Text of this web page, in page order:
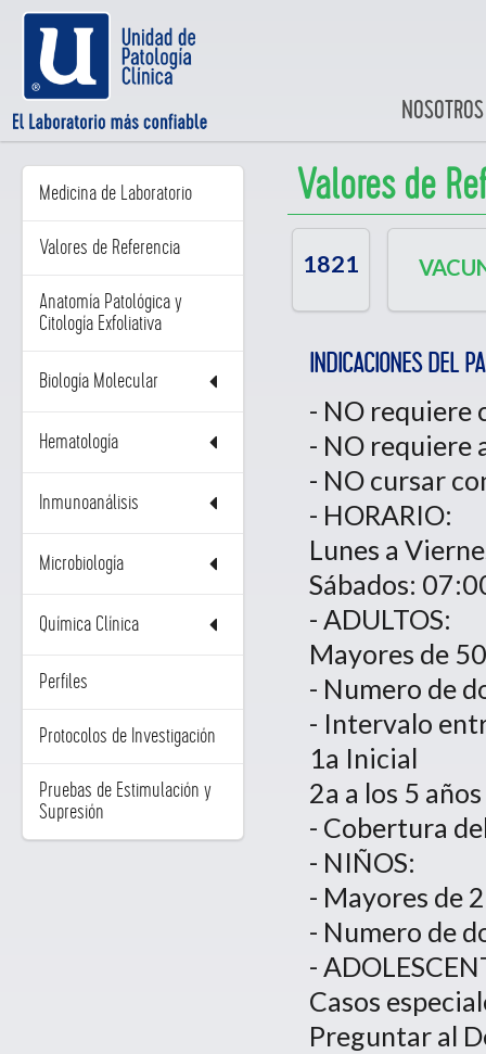
NOSOTROS
Medicina de Laboratorio
Valores de Referencia
Anatomía Patológica y
Citología Exfoliativa
Biología Molecular
Hematología
Inmunoanálisis
Microbiología
Química Clínica
Perfiles
Protocolos de Investigación
Pruebas de Estimulación y
Supresión
Valores de
1821
INDICACIONES DEL
- NO requiere
- NO requiere
- NO cursar
- HORARIO:
Lunes a
Sábados:
- ADULTOS:
Mayores de
- Numero de
- Intervalo
1a Inicial
2a a los 5 años
- Cobertura
- NIÑOS:
- Mayores de
- Numero de
-
Casos
Preguntar al